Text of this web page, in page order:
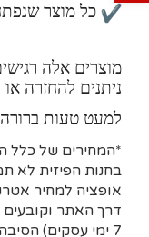
כל מוצר
מוצרים אלה
ניתנים להחזרה
למעט טעות
*המחירים של כלל
בחנות הפיזית לא
אופציה למחיר
7 ימי עסקים)